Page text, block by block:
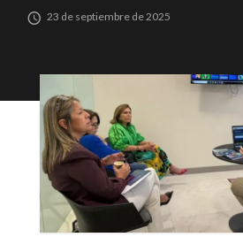
23 de septiembre de 2025